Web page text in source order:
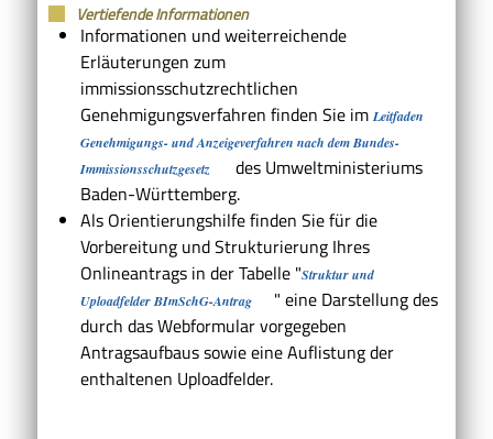
Vertiefende Informationen
Informationen und weiterreichende
Erläuterungen zum
immissionsschutzrechtlichen
Genehmigungsverfahren finden Sie im Leitfaden
Genehmigungs- und Anzeigeverfahren nach dem Bundes-
Immissionsschutzgesetz
des Umweltministeriums
Baden-Württemberg.
Als Orientierungshilfe finden Sie für die
Vorbereitung und Strukturierung Ihres
Onlineantrags in der Tabelle "Struktur und
Uploadfelder BImSchG-Antrag
" eine Darstellung des
durch das Webformular vorgegeben
Antragsaufbaus sowie eine Auflistung der
enthaltenen Uploadfelder.